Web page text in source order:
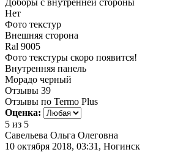
Нет
Фото текстур
Внешняя сторона
Ral 9005
Фото текстуры скоро появится!
Внутренняя панель
Морадо черный
Отзывы 39
Отзывы по Termo Plus
Оценка:
5 из 5
Савельева Ольга Олеговна
10 октября 2018, 03:31, Ногинск